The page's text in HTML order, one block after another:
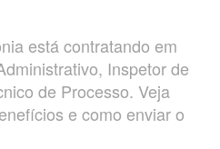
está contratando em
Inspetor de
de Processo. Veja
e como enviar o